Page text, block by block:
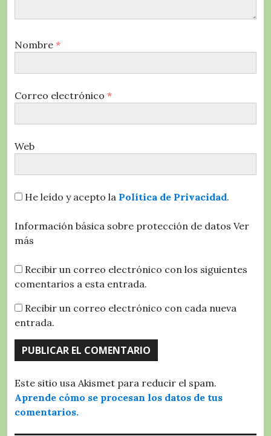
Nombre *
Correo electrónico *
Web
He leído y acepto la Política de Privacidad.
Información básica sobre protección de datos Ver
más
Recibir un correo electrónico con los siguientes
comentarios a esta entrada.
Recibir un correo electrónico con cada nueva
entrada.
Este sitio usa Akismet para reducir el spam.
Aprende cómo se procesan los datos de tus
comentarios.